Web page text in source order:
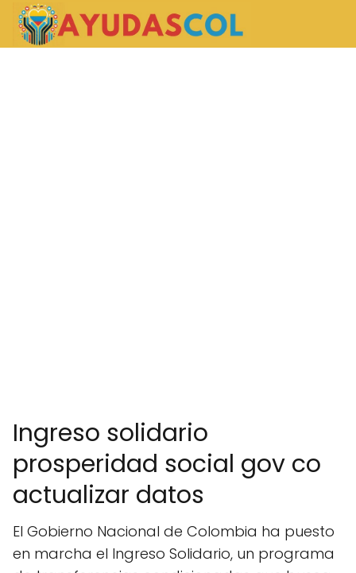
Ingreso solidario
prosperidad social gov co
actualizar datos
El Gobierno Nacional de Colombia ha puesto
en marcha el Ingreso Solidario, un programa